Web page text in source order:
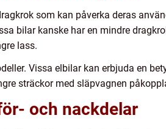
som kan påverka deras
bilar kanske har en mindre
lass.
Vissa elbilar kan erbjuda en
sträckor med släpvagnen
och nackdelar